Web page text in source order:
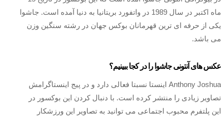
ماه اکتبر در سال 1989 در واتفورد بریتانیا به دنیا آمده است. جاشوا
یکی از حرفه ای ترین قهرمانان بوکس جهان در رشته سنگین وزن
می باشد.
عکس های آنتونی جاشوا را در کجا ببینیم؟
Anthony Joshua اینستا نسبتا فعالی دارد و در پیج اینستاگرامش
تصاویر زیادی را منتشر کرده است. با دنبال کردن این بوکسور در
این پلتفرم محبوب اجتماعی می توانید به تصاویر این ورزشکار